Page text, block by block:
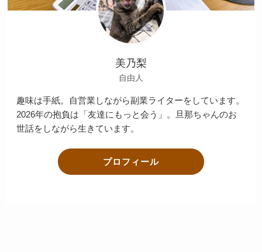
美乃梨
自由人
趣味は手紙。自営業しながら副業ライターをしています。
2026年の抱負は「友達にもっと会う」。旦那ちゃんのお
世話をしながら生きています。
プロフィール